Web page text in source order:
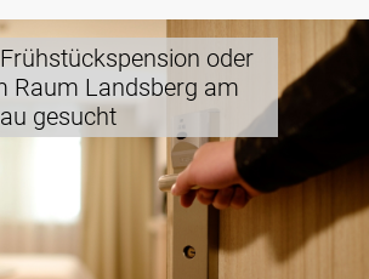
oder
Raum Landsberg am
gesucht